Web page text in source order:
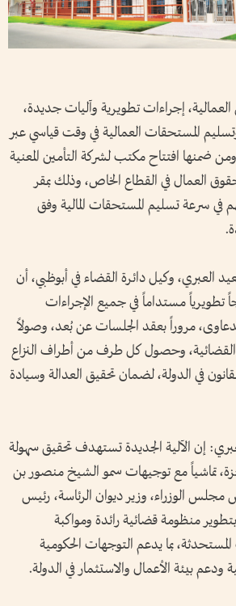
إجراءات تطويرية وآليات جديدة،
المستحقات العمالية في وقت قياسي عبر
ضمنها افتتاح مكتب لشركة التأمين المعنية
العمال في القطاع الخاص، وذلك بمقر
في سرعة تسليم المستحقات المالية وفق
العبري، وكيل دائرة القضاء في أبوظبي، أن
تطويرياً مستداماً في جميع الإجراءات
مروراً بعقد الجلسات عن بُعد، وصولاً
القضائية، وحصول كل طرف من أطراف النزاع
في الدولة، لضمان تحقيق العدالة وسيادة
إن الآلية الجديدة تستهدف تحقيق سهولة
تماشياً مع توجيهات سمو الشيخ منصور بن
مجلس الوزراء، وزير ديوان الرئاسة، رئيس
منظومة قضائية رائدة ومواكبة
بما يدعم التوجهات الحكومية
ودعم بيئة الأعمال والاستثمار في الدولة.